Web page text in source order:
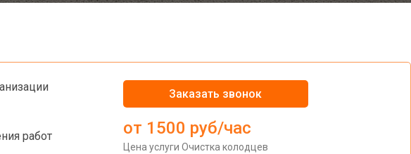
работ
Заказать звонок
от 1500 руб/час
Цена услуги Очистка колодцев